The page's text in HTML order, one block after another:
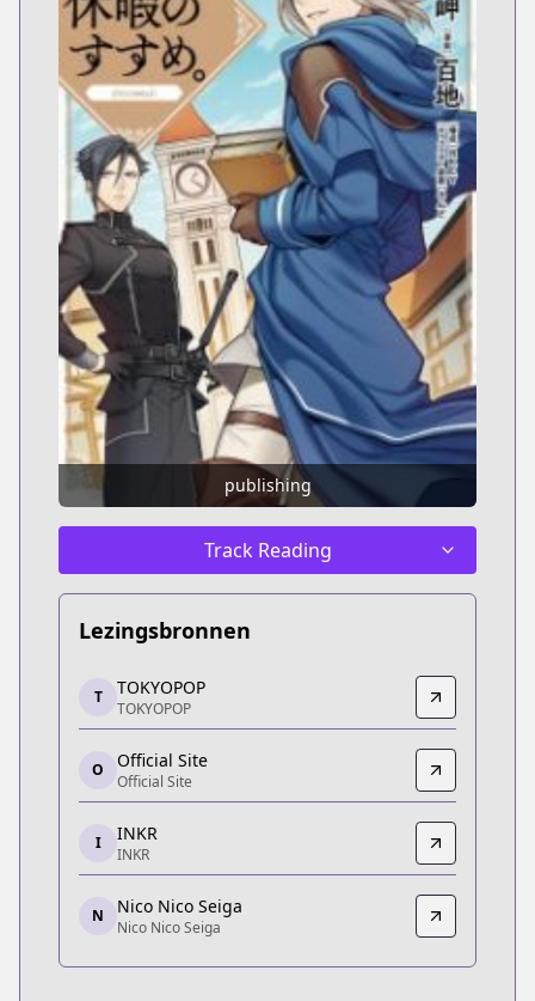
publishing
Track Reading
Lezingsbronnen
TOKYOPOP
TOKYOPOP
https://tokyopop.com/collections/a-gentle-
Official Site
Official Site
https://to-corona-ex.com/comics/20000000038686
INKR
INKR
https://comics.inkr.com/title/170-a-gentle-noble-
Nico Nico Seiga
Nico Nico Seiga
T TOKYOPOP
TOKYOPOP
O Official Site
Official Site
I INKR
INKR
N Nico Nico Seiga
Nico Nico Seiga